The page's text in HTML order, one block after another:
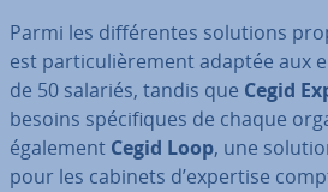
Parmi les dif­fé­rentes solutions
est par­ti­cu­liè­re­ment adaptée aux
de 50 salariés, tandis que Cegid
besoins spé­ci­fiques de chaque
également Cegid Loop, une
pour les cabinets d’expertise